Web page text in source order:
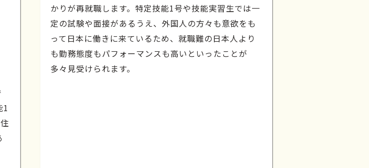
1
かりが再就職します。特定技能1号や技能実習生では一
定の試験や面接があるうえ、外国人の方々も意欲をも
って日本に働きに来ているため、就職難の日本人より
も勤務態度もパフォーマンスも高いといったことが
多々見受けられます。